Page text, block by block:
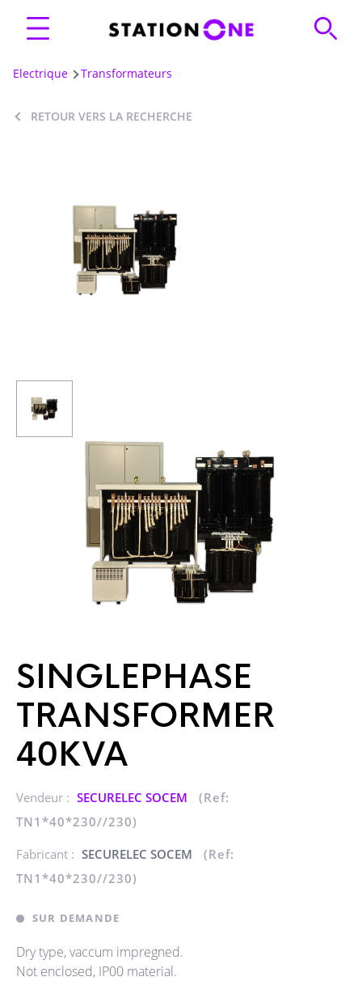
Electrique Transformateurs
RETOUR VERS LA RECHERCHE
SINGLEPHASE
TRANSFORMER
40KVA
Vendeur : SECURELEC SOCEM
(Ref:
TN1*40*230//230)
Fabricant : SECURELEC SOCEM
(Ref:
TN1*40*230//230)
SUR DEMANDE
Dry type, vaccum impregned.
Not enclosed, IP00 material.